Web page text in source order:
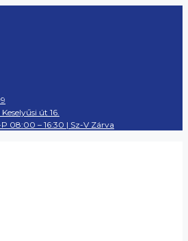
út 16.
08:00 – 16:30 | Sz-V Zárva